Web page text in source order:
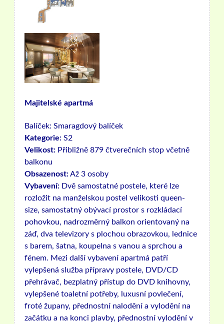
Majitelské apartmá
Balíček: Smaragdový balíček
Kategorie: S2
Velikost: Přibližně 879 čtverečních stop včetně
balkonu
Obsazenost:Až 3 osoby
Vybavení: Dvě samostatné postele, které lze
rozložit na manželskou postel velikosti queen-
size, samostatný obývací prostor s rozkládací
pohovkou, nadrozměrný balkon orientovaný na
záď, dva televizory s plochou obrazovkou, lednice
s barem, šatna, koupelna s vanou a sprchou a
fénem. Mezi další vybavení apartmá patří
vylepšená služba přípravy postele, DVD/CD
přehrávač, bezplatný přístup do DVD knihovny,
vylepšené toaletní potřeby, luxusní povlečení,
froté župany, přednostní nalodění a vylodění na
začátku a na konci plavby, přednostní vylodění v